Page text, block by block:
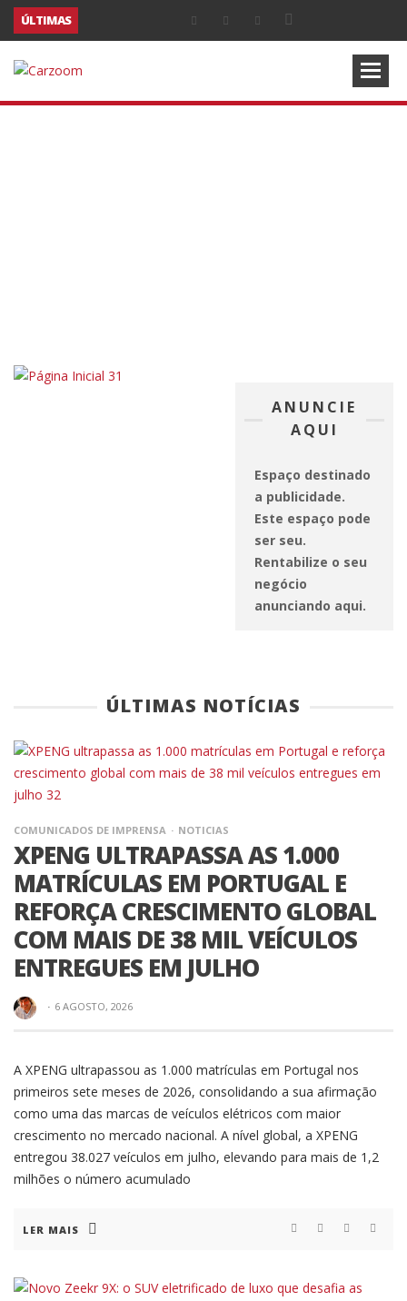
ÚLTIMAS
COMUNICADOS DE IMPRENSA
XPENG ULTRAPASSA
EM JULHO
NOVO ZEEKR 9X: O SUV ELETRIFICADO DE LUXO
HONDA EHEV MAIS DE 25 ANOS DE EXPERIÊNCIA
HÍBRIDA AO SERVIÇO DA MOBILIDADE ATUAL
NOVO NISSAN LEAF
NISMO APRESENTADO
NO JAPÃO, UMA
INTERPRETAÇÃO MAIS
DESPORTIVA DO SUV
100% ELÉTRICO
COMUNICADOS DE IMPRENSA NOTICIAS
NOVO OPEL CORSA GSE: O REGRESSO DA
ANUNCIE
AQUI
Espaço destinado
a publicidade.
Este espaço pode
ser seu.
Rentabilize o seu
negócio
anunciando aqui.
ÚLTIMAS NOTÍCIAS
COMUNICADOS DE IMPRENSA NOTICIAS
XPENG ULTRAPASSA AS 1.000
MATRÍCULAS EM PORTUGAL E
REFORÇA CRESCIMENTO GLOBAL
COM MAIS DE 38 MIL VEÍCULOS
ENTREGUES EM JULHO
· 6 AGOSTO, 2026
A XPENG ultrapassou as 1.000 matrículas em Portugal nos
primeiros sete meses de 2026, consolidando a sua afirmação
como uma das marcas de veículos elétricos com maior
crescimento no mercado nacional. A nível global, a XPENG
entregou 38.027 veículos em julho, elevando para mais de 1,2
milhões o número acumulado
LER MAIS